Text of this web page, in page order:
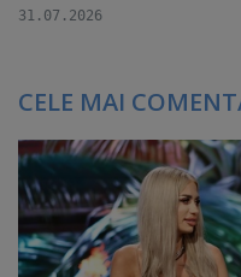
31.07.2026
CELE MAI